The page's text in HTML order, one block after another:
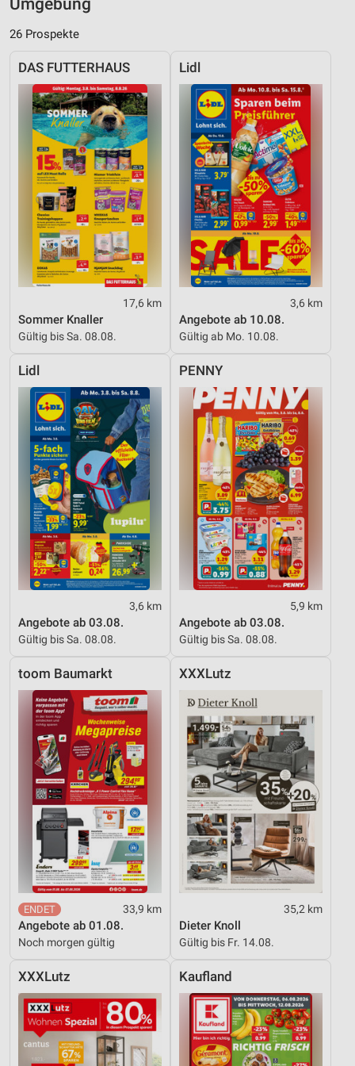
Umgebung
26 Prospekte
DAS FUTTERHAUS
17,6 km
Sommer Knaller
Gültig bis Sa. 08.08.
Lidl
3,6 km
Angebote ab 10.08.
Gültig ab Mo. 10.08.
Lidl
3,6 km
Angebote ab 03.08.
Gültig bis Sa. 08.08.
PENNY
5,9 km
Angebote ab 03.08.
Gültig bis Sa. 08.08.
toom Baumarkt
33,9 km
Angebote ab 01.08.
Noch morgen gültig
XXXLutz
35,2 km
Dieter Knoll
Gültig bis Fr. 14.08.
XXXLutz Kaufland